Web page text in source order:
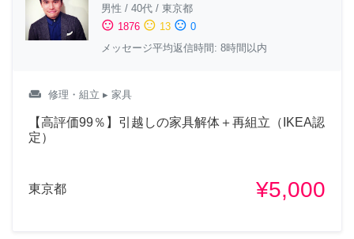
男性 / 40代 / 東京都
sentiment_satisfied 1876 sentiment_neutral 13 sentiment_dissatisfied 0
メッセージ平均返信時間: 8時間以内
weekend 修理・組立 ▸ 家具
【高評価99％】引越しの家具解体＋再組立（IKEA認
定）
東京都 ¥5,000